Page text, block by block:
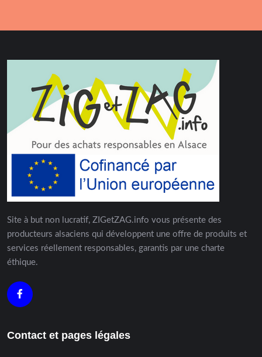
Site à but non lucratif, ZIGetZAG.info vous présente des
producteurs alsaciens qui développent une offre de produits et
services réellement responsables, garantis par une charte
éthique.
Contact et pages légales